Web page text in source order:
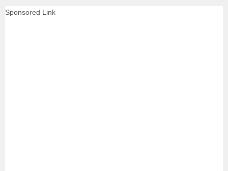
Sponsored Link